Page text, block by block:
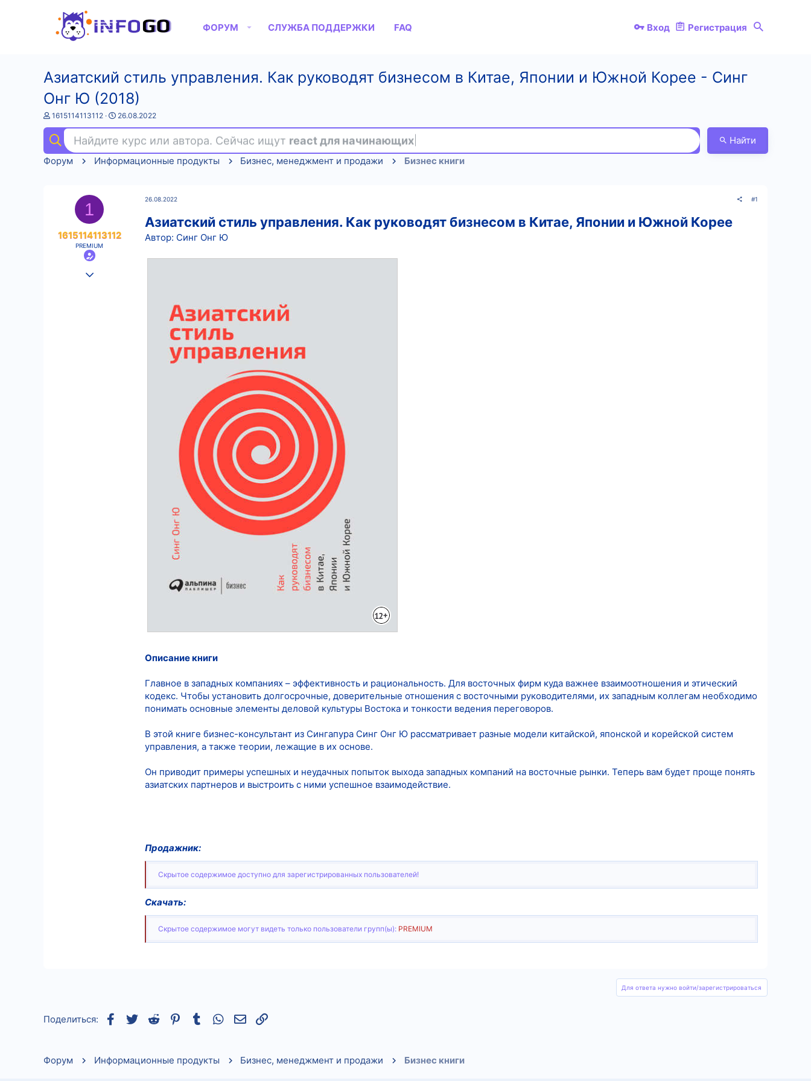
ФОРУМ СЛУЖБА ПОДДЕРЖКИ FAQ Вход Регистрация
Азиатский стиль управления. Как руководят бизнесом в Китае, Японии и Южной Корее - Синг
Онг Ю (2018)
А
т
о
р
т
1615114113112
Д
а
н
а
26.08.2022
Найдите курс или автора. Сейчас ищут react для начинающих
Найти
Форум
Информационные продукты Бизнес, менеджмент и продажи Бизнес книги
1
1615114113112
PREMIUM
26.08.2022 #1
Азиатский стиль управления. Как руководят бизнесом в Китае, Японии и Южной Корее
Автор: Синг Онг Ю
Описание книги
Главное в западных компаниях – эффективность и рациональность. Для восточных фирм куда важнее взаимоотношения и этический
кодекс. Чтобы установить долгосрочные, доверительные отношения с восточными руководителями, их западным коллегам необходимо
понимать основные элементы деловой культуры Востока и тонкости ведения переговоров.
В этой книге бизнес-консультант из Сингапура Синг Онг Ю рассматривает разные модели китайской, японской и корейской систем
управления, а также теории, лежащие в их основе.
Он приводит примеры успешных и неудачных попыток выхода западных компаний на восточные рынки. Теперь вам будет проще понять
азиатских партнеров и выстроить с ними успешное взаимодействие.
Продажник:
Скрытое содержимое доступно для зарегистрированных пользователей!
Скачать:
Скрытое содержимое могут видеть только пользователи групп(ы): PREMIUM
Для ответа нужно войти/зарегистрироваться
Поделиться: Facebook
TwitterReddit Pinterest
TumblrWhatsAppЭлектронная почта
Ссылка
Форум Информационные продукты Бизнес, менеджмент и продажи Бизнес книги